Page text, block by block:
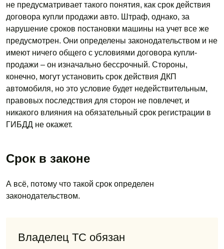
не предусматривает такого понятия, как срок действия
договора купли продажи авто. Штраф, однако, за
нарушение сроков постановки машины на учет все же
предусмотрен. Они определены законодательством и не
имеют ничего общего с условиями договора купли-
продажи – он изначально бессрочный. Стороны,
конечно, могут установить срок действия ДКП
автомобиля, но это условие будет недействительным,
правовых последствия для сторон не повлечет, и
никакого влияния на обязательный срок регистрации в
ГИБДД не окажет.
Срок в законе
А всё, потому что такой срок определен
законодательством.
Владелец ТС обязан